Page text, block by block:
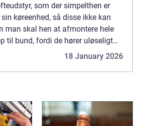
som der simpelthen er
køreenhed, så disse ikke kan
man skal hen at afmontere hele
til bund, fordi de hører uløseligt
18 January 2026